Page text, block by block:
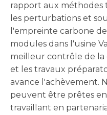
rapport aux méthodes
les perturbations et
l'empreinte carbone
modules dans l'usine
meilleur contrôle de
et les travaux
avance l'achèvement.
peuvent être prêtes
travaillant en